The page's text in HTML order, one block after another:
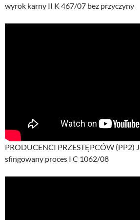
wyrok karny II K 467/07 bez przyczyny
PRODUCENCI PRZESTĘPCÓW (PP2)
sfingowany proces I C 1062/08